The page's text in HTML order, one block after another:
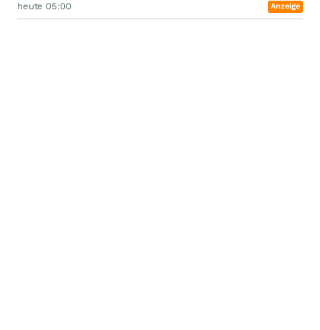
heute 05:00 Anzeige